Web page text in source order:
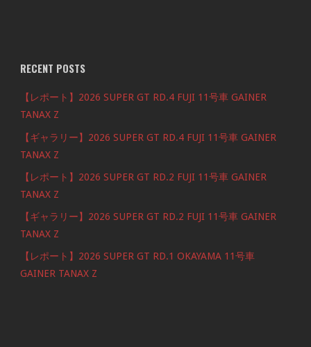
RECENT POSTS
【レポート】2026 SUPER GT RD.4 FUJI 11号車 GAINER
TANAX Z
【ギャラリー】2026 SUPER GT RD.4 FUJI 11号車 GAINER
TANAX Z
【レポート】2026 SUPER GT RD.2 FUJI 11号車 GAINER
TANAX Z
【ギャラリー】2026 SUPER GT RD.2 FUJI 11号車 GAINER
TANAX Z
【レポート】2026 SUPER GT RD.1 OKAYAMA 11号車
GAINER TANAX Z